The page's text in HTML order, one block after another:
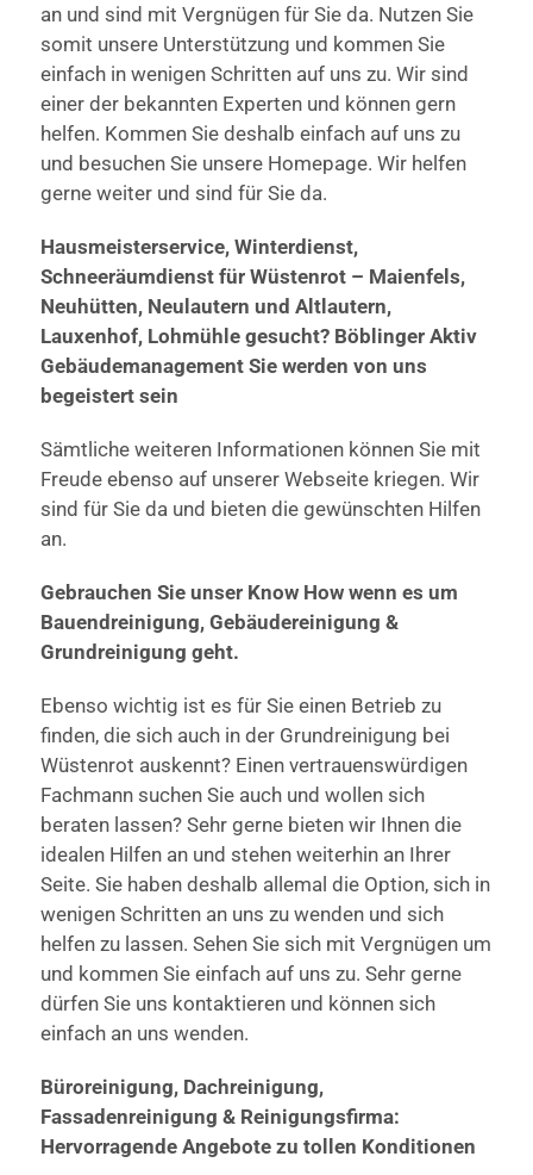
an und sind mit Vergnügen für Sie da. Nutzen Sie
somit unsere Unterstützung und kommen Sie
einfach in wenigen Schritten auf uns zu. Wir sind
einer der bekannten Experten und können gern
helfen. Kommen Sie deshalb einfach auf uns zu
und besuchen Sie unsere Homepage. Wir helfen
gerne weiter und sind für Sie da.
Hausmeisterservice, Winterdienst,
Schneeräumdienst für Wüstenrot – Maienfels,
Neuhütten, Neulautern und Altlautern,
Lauxenhof, Lohmühle gesucht? Böblinger Aktiv
Gebäudemanagement Sie werden von uns
begeistert sein
Sämtliche weiteren Informationen können Sie mit
Freude ebenso auf unserer Webseite kriegen. Wir
sind für Sie da und bieten die gewünschten Hilfen
an.
Gebrauchen Sie unser Know How wenn es um
Bauendreinigung, Gebäudereinigung &
Grundreinigung geht.
Ebenso wichtig ist es für Sie einen Betrieb zu
finden, die sich auch in der Grundreinigung bei
Wüstenrot auskennt? Einen vertrauenswürdigen
Fachmann suchen Sie auch und wollen sich
beraten lassen? Sehr gerne bieten wir Ihnen die
idealen Hilfen an und stehen weiterhin an Ihrer
Seite. Sie haben deshalb allemal die Option, sich in
wenigen Schritten an uns zu wenden und sich
helfen zu lassen. Sehen Sie sich mit Vergnügen um
und kommen Sie einfach auf uns zu. Sehr gerne
dürfen Sie uns kontaktieren und können sich
einfach an uns wenden.
Büroreinigung, Dachreinigung,
Fassadenreinigung & Reinigungsfirma:
Hervorragende Angebote zu tollen Konditionen